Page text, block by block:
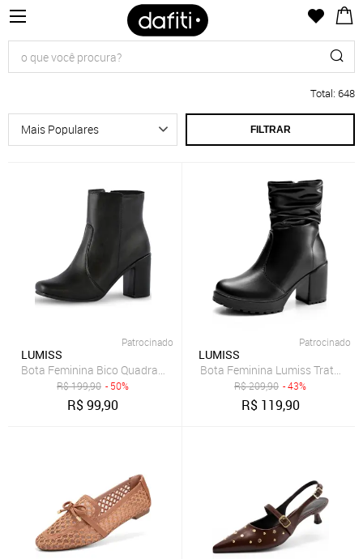
Total: 648
FILTRAR
Patrocinado
LUMISS
Bota Feminina Bico Quadrado Lumiss Salto Alto Grosso Coturno
R$199,90 - 50%
R$99,90
Patrocinado
LUMISS
Bota Feminina Lumiss
R$209,90 - 43%
R$ 119,90